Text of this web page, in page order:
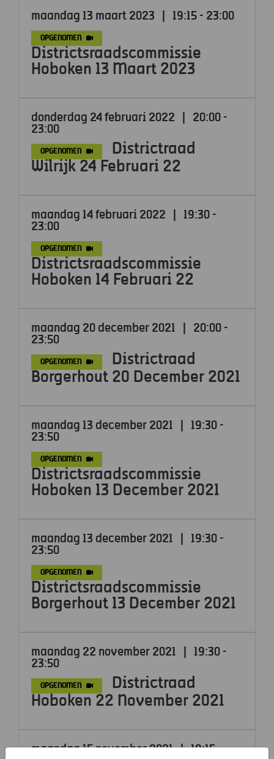
maandag 13 maart 2023 19:15 - 23:00
OPGENOMEN
Districtsraadscommissie
Hoboken 13 Maart 2023
donderdag 24 februari 2022
20:00 -
23:00
OPGENOMEN
Districtraad
Wilrijk 24 Februari 22
maandag 14 februari 2022
19:30 -
23:00
OPGENOMEN
Districtsraadscommissie
Hoboken 14 Februari 22
maandag 20 december 2021
20:00 -
23:50
OPGENOMEN
Districtraad
Borgerhout 20 December 2021
maandag 13 december 2021
19:30 -
23:50
OPGENOMEN
Districtsraadscommissie
Hoboken 13 December 2021
maandag 13 december 2021
19:30 -
23:50
OPGENOMEN
Districtsraadscommissie
Borgerhout 13 December 2021
maandag 22 november 2021
19:30 -
23:50
OPGENOMEN
Districtraad
Hoboken 22 November 2021
maandag 15 november 2021 | 19:15 -